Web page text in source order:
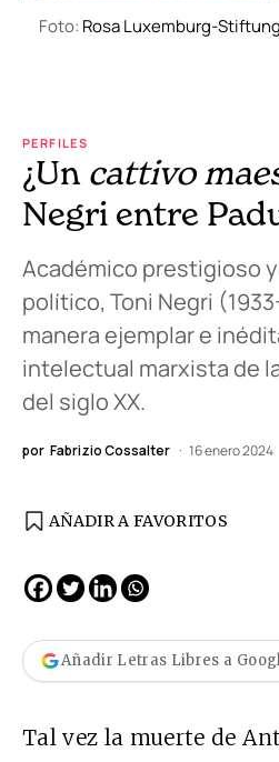
Foto: Rosa Luxemburg-Stiftung
PERFILES
¿Un cattivo
Negri entre
Académico prestigioso
político, Toni Negri
manera ejemplar e
intelectual marxista de
del siglo XX.
por Fabrizio Cossalter 16 enero 2024
AÑADIR A FAVORITOS
Añadir Letras Libres a
Tal vez la muerte de